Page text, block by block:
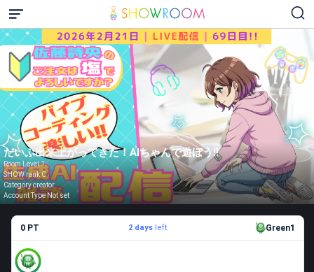
だいぶ出来上がってきた！AIちゃんで遊ぼう!!
Room Level 1
SHOW rank C
Category creator
Account Type Not set
0 PT 2 daysleft Green1